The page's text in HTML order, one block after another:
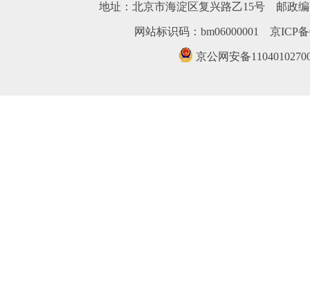
地址：北京市海淀区复兴路乙15号 邮政
网站标识码：bm06000001 京ICP
京公网安备